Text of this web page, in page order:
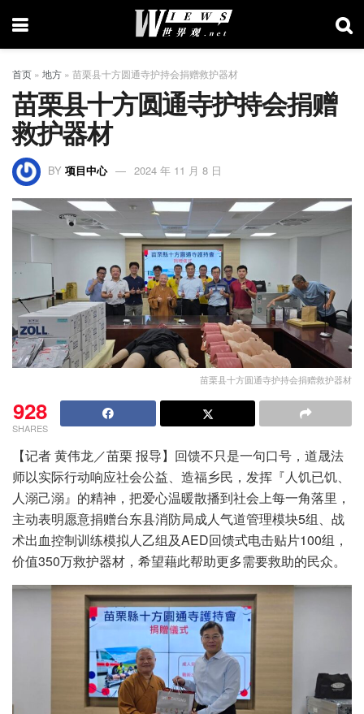
首页 » 地方 » 苗栗县十方圆通寺护持会捐赠救护器材
苗栗县十方圆通寺护持会捐赠
救护器材
BY 项目中心 2024 年 11 月 8 日
苗栗县十方圆通寺护持会捐赠救护器材
928
SHARES
【记者 黄伟龙／苗栗 报导】回馈不只是一句口号，道晟法
师以实际行动响应社会公益、造福乡民，发挥『人饥已饥、
人溺己溺』的精神，把爱心温暖散播到社会上每一角落里，
主动表明愿意捐赠台东县消防局成人气道管理模块5组、战
术出血控制训练模拟人乙组及AED回馈式电击贴片100组，
价值350万救护器材，希望藉此帮助更多需要救助的民众。